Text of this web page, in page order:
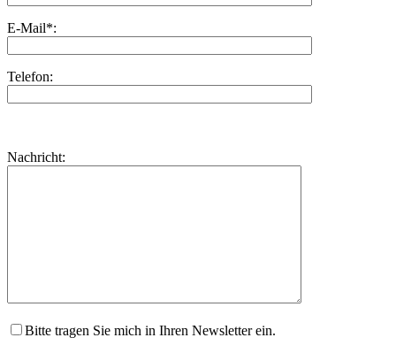
E-Mail*:
Telefon:
dieses
lasse
Nachricht:
Bitte tragen Sie mich in Ihren Newsletter ein.